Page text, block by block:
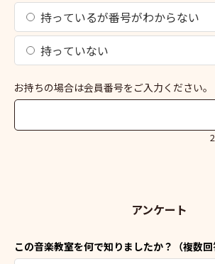
持っているが番号がわからない
持っていない
お持ちの場合は会員番号をご入力ください。
アンケート
この音楽教室を何で知りましたか？（複数回